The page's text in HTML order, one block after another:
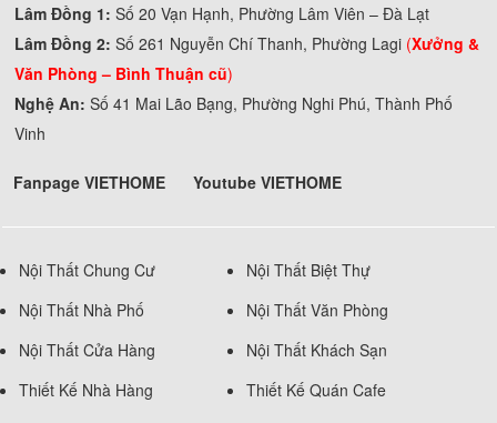
Lâm Đồng 1:Số 20 Vạn Hạnh, Phường Lâm Viên – Đà Lạt
Lâm Đồng 2:Số 261 Nguyễn Chí Thanh, Phường Lagi (Xưởng &
Văn Phòng – Bình Thuận cũ)
Nghệ An: Số 41 Mai Lão Bạng, Phường Nghi Phú, Thành Phố
Vinh
Fanpage VIETHOME Youtube VIETHOME
Nội Thất Chung Cư
Nội Thất Biệt Thự
Nội Thất Nhà Phố
Nội Thất Văn Phòng
Nội Thất Cửa Hàng
Nội Thất Khách Sạn
Thiết Kế Nhà Hàng
Thiết Kế Quán Cafe